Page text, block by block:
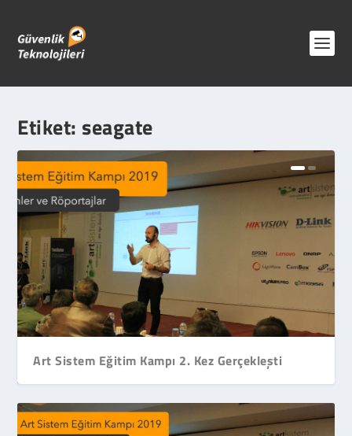
Etiket: seagate
Art Sistem Eğitim Kampı 2. Kez Gerçekleşti